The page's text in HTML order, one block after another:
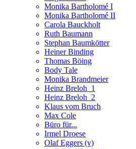
Monika Bartholomé I
Monika Bartholomé II
Carola Bauckholt
Ruth Baumann
Stephan Baumkötter
Heiner Binding
Thomas Böing
Body Tale
Monika Brandmeier
Heinz Breloh_1
Heinz Breloh_2
Klaus vom Bruch
Max Cole
Büro für...
Irmel Droese
Olaf Eggers (v)